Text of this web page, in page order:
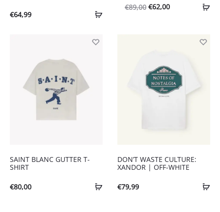
€64,99
€89,00 Oorspronkelijke
€62,00Huidige
SAINT BLANC GUTTER T-
SHIRT
€80,00
DON’T WASTE CULTURE:
XANDOR | OFF-WHITE
€79,99